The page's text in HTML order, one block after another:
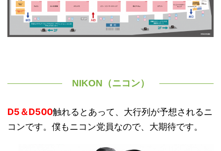
NIKON（ニコン）
D5＆D500触れるとあって、大行列が予想されるニ
コンです。僕もニコン党員なので、大期待です。